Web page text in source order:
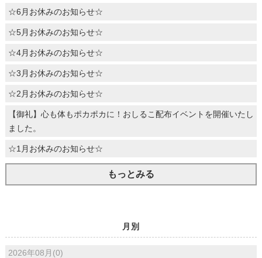
☆6月お休みのお知らせ☆
☆5月お休みのお知らせ☆
☆4月お休みのお知らせ☆
☆3月お休みのお知らせ☆
☆2月お休みのお知らせ☆
【御礼】心も体もポカポカに！おしるこ配布イベントを開催いたし
ました。
☆1月お休みのお知らせ☆
もっとみる
月別
2026年08月(0)